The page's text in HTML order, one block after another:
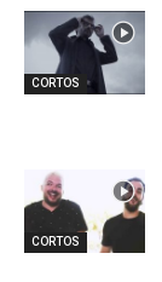
CORTOS
CORTOS